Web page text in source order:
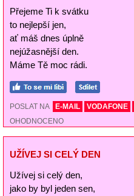
Přejeme Ti k svátku
to nejlepší jen,
ať máš dnes úplně
nejúžasnější den.
Máme Tě moc rádi.
POSLAT NA E-MAIL VODAFONE
OHODNOCENO
UŽÍVEJ SI CELÝ DEN
Užívej si celý den,
jako by byl jeden sen,